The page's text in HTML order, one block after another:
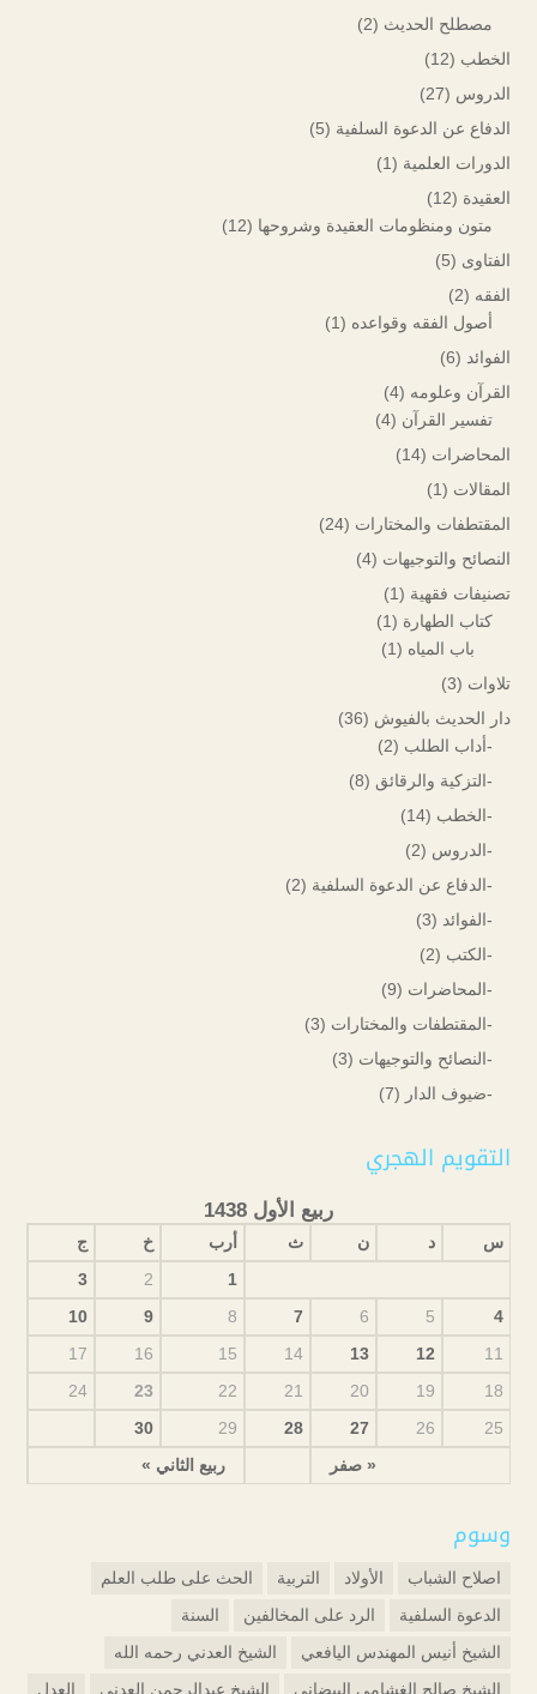
مصطلح الحديث (2)
الخطب (12)
الدروس (27)
الدفاع عن الدعوة السلفية (5)
الدورات العلمية (1)
العقيدة (12)
متون ومنظومات العقيدة وشروحها (12)
الفتاوى (5)
الفقه (2)
أصول الفقه وقواعده (1)
الفوائد (6)
القرآن وعلومه (4)
تفسير القرآن (4)
المحاضرات (14)
المقالات (1)
المقتطفات والمختارات (24)
النصائح والتوجيهات (4)
تصنيفات فقهية (1)
كتاب الطهارة (1)
باب المياه (1)
تلاوات (3)
دار الحديث بالفيوش (36)
-أداب الطلب (2)
-التزكية والرقائق (8)
-الخطب (14)
-الدروس (2)
-الدفاع عن الدعوة السلفية (2)
-الفوائد (3)
-الكتب (2)
-المحاضرات (9)
-المقتطفات والمختارات (3)
-النصائح والتوجيهات (3)
-ضيوف الدار (7)
التقويم الهجري
ربيع الأول 1438
س د ن ث أرب خ ج
« صفر ربيع الثاني »
1
2
3
4
5
6
7
8
9
10
11
12
13
14
15
16
17
18
19
20
21
22
23
24
25
26
27
28
29
30
وسوم
اصلاح الشباب الأولاد التربية
الحث على طلب العلم
الدعوة السلفية
الرد على المخالفين
السنة
الشيخ أنيس المهندس اليافعي
الشيخ العدني رحمه الله
الشيخ صالح الغشامي البيضاني
الشيخ عبدالرحمن العدني العدل